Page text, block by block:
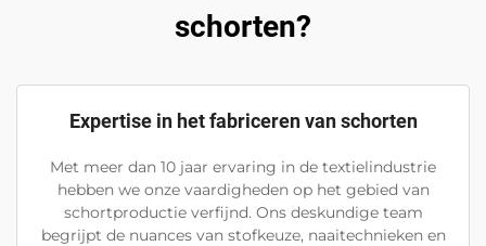
schorten?
Expertise in het fabriceren van schorten
Met meer dan 10 jaar ervaring in de textielindustrie
hebben we onze vaardigheden op het gebied van
schortproductie verfijnd. Ons deskundige team
begrijpt de nuances van stofkeuze, naaitechnieken en